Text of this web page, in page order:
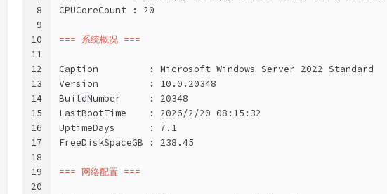
8
9
10
11
12
13
14
15
16
17
18
19
20
CPUCoreCount : 20
=== 系统概况 ===
Caption         : Microsoft Windows Server 2022 Standard
Version         : 10.0.20348
BuildNumber     : 20348
LastBootTime    : 2026/2/20 08:15:32
UptimeDays      : 7.1
FreeDiskSpaceGB : 238.45
=== 网络配置 ===